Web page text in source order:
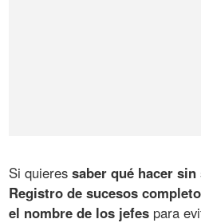
Si quieressaber qué hacer
Registro de sucesos completo
el nombre de los jefes para